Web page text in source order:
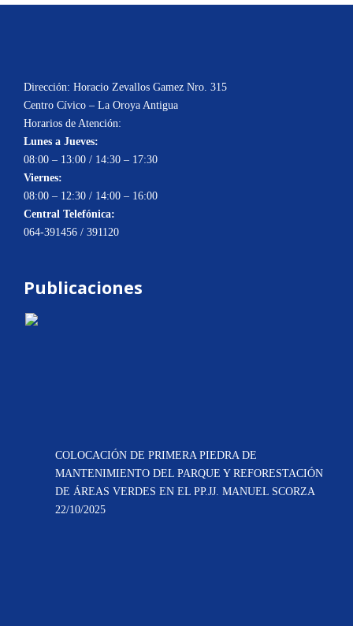
Dirección: Horacio Zevallos Gamez Nro. 315
Centro Cívico – La Oroya Antigua
Horarios de Atención:
Lunes a Jueves:
08:00 – 13:00 / 14:30 – 17:30
Viernes:
08:00 – 12:30 / 14:00 – 16:00
Central Telefónica:
064-391456 / 391120
Publicaciones
COLOCACIÓN DE PRIMERA PIEDRA DE
MANTENIMIENTO DEL PARQUE Y REFORESTACIÓN
DE ÁREAS VERDES EN EL PP.JJ. MANUEL SCORZA
22/10/2025